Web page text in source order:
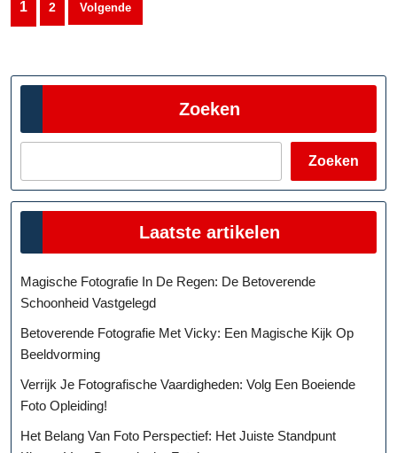
paginering
1 2 Volgende
Zoeken
Zoeken
Laatste artikelen
Magische Fotografie In De Regen: De Betoverende
Schoonheid Vastgelegd
Betoverende Fotografie Met Vicky: Een Magische Kijk Op
Beeldvorming
Verrijk Je Fotografische Vaardigheden: Volg Een Boeiende
Foto Opleiding!
Het Belang Van Foto Perspectief: Het Juiste Standpunt